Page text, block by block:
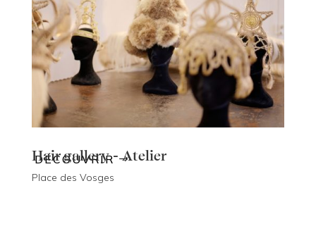
Hair gallery - Atelier
Place des Vosges
DÉCOUVRIR